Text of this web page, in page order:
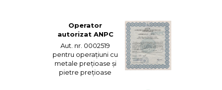
Operator
autorizat ANPC
Aut. nr. 0002519
pentru operațiuni cu
metale prețioase și
pietre prețioase